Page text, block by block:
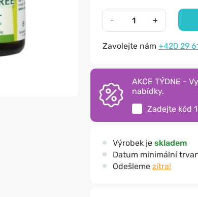
- +
Zavolejte nám +420 29
AKCE TÝDNE -
nabídky.
Zadejte kód
Výrobek je skladem
Datum minimální
Odešleme zítra!